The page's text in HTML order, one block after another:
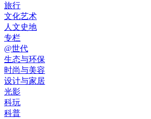
旅行
文化艺术
人文史地
专栏
@世代
生态与环保
时尚与美容
设计与家居
光影
科玩
科普